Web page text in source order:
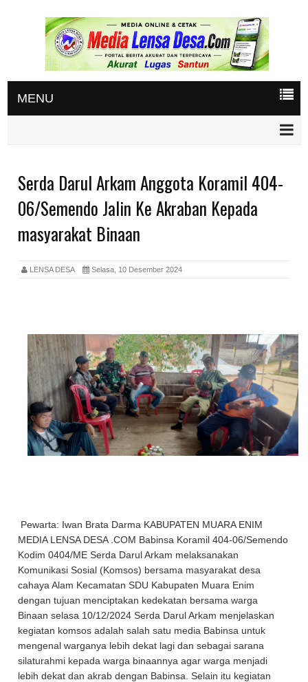
MENU
Serda Darul Arkam Anggota Koramil 404-
06/Semendo Jalin Ke Akraban Kepada
masyarakat Binaan
LENSA DESA Selasa, 10 Desember 2024
Pewarta: Iwan Brata Darma KABUPATEN MUARA ENIM
MEDIA LENSA DESA .COM Babinsa Koramil 404-06/Semendo
Kodim 0404/ME Serda Darul Arkam melaksanakan
Komunikasi Sosial (Komsos) bersama masyarakat desa
cahaya Alam Kecamatan SDU Kabupaten Muara Enim
dengan tujuan menciptakan kedekatan bersama warga
Binaan selasa 10/12/2024 Serda Darul Arkam menjelaskan
kegiatan komsos adalah salah satu media Babinsa untuk
mengenal warganya lebih dekat lagi dan sebagai sarana
silaturahmi kepada warga binaannya agar warga menjadi
lebih dekat dan akrab dengan Babinsa. Selain itu kegiatan